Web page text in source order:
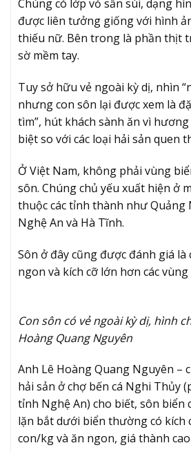
Chúng có lớp vỏ sần sùi, dạng
được liên tưởng giống với hình
thiếu nữ. Bên trong là phần thịt
sờ mềm tay.
Tuy sở hữu vẻ ngoài kỳ dị, nhìn
nhưng con sôn lại được xem là
tìm”, hút khách sành ăn vì
biệt so với các loại hải sản quen
Ở Việt Nam, không phải vùng
sôn. Chúng chủ yếu xuất hiện ở
thuộc các tỉnh thành như Quảng
Nghệ An và Hà Tĩnh.
Sôn ở đây cũng được đánh giá
ngon và kích cỡ lớn hơn các vùng
Con sôn có vẻ ngoài kỳ dị, hình
Hoàng Quang Nguyên
Anh Lê Hoàng Quang Nguyên –
hải sản ở chợ bến cá Nghi Thủy
tỉnh Nghệ An) cho biết, sôn biển
lặn bắt dưới biển thường có kích
con/kg và ăn ngon, giá thành